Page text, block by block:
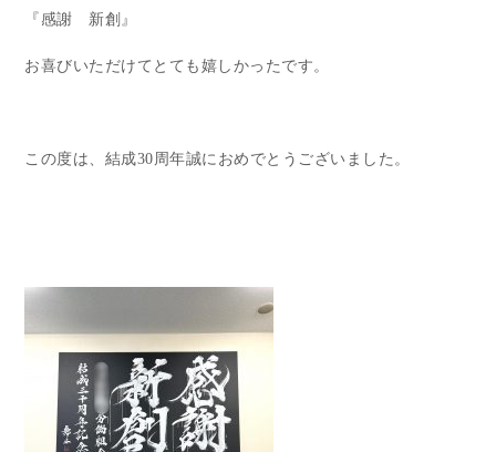
『感謝 新創』
お喜びいただけてとても嬉しかったです。
この度は、結成30周年誠におめでとうございました。